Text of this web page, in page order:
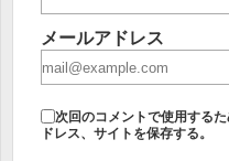
メールアドレス
次回のコメントで使用する
ドレス、サイトを保存する。